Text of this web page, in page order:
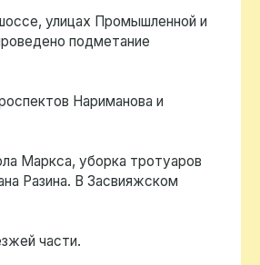
улицах Промышленной и
подметание
Нариманова и
Маркса, уборка тротуаров
Разина. В Засвияжском
части.